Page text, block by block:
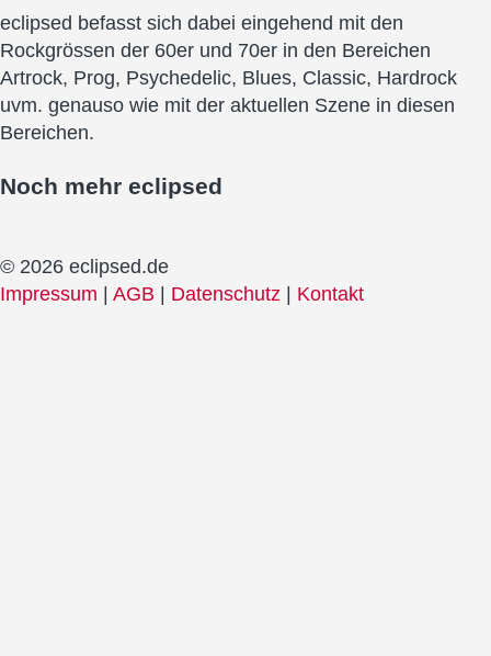
eclipsed befasst sich dabei eingehend mit den
Rockgrössen der 60er und 70er in den Bereichen
Artrock, Prog, Psychedelic, Blues, Classic, Hardrock
uvm. genauso wie mit der aktuellen Szene in diesen
Bereichen.
Noch mehr eclipsed
© 2026 eclipsed.de
Impressum | AGB | Datenschutz | Kontakt